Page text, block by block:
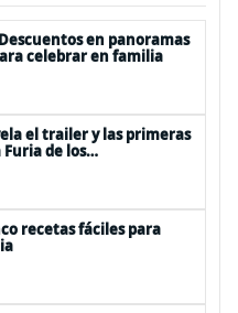
en panoramas
celebrar en familia
el trailer y las primeras
de los
recetas fáciles para